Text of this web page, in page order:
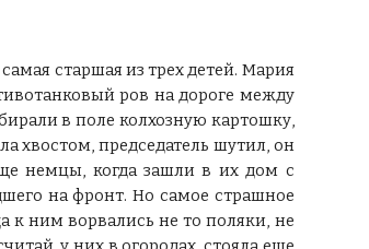
старшая из трех детей. Мария
ров на дороге между
в поле колхозную картошку,
хвостом, председатель шутил, он
немцы, когда зашли в их дом с
на фронт. Но самое страшное
ним ворвались не то поляки, не